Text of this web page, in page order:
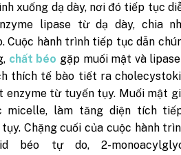
xuống dạ dày, nơi đó tiếp tục
lipase từ dạ dày, chia
Cuộc hành trình tiếp tục dẫn
chất béo gặp muối mật và
thích tế bào tiết ra
từ tuyến tụy. Muối mật
micelle, làm tăng diện tích
Chặng cuối của cuộc hành
béo tự do, 2-